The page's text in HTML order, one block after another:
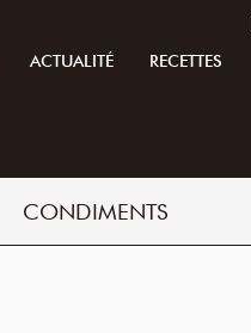
ACTUALITÉ RECETTES
CONDIMENTS